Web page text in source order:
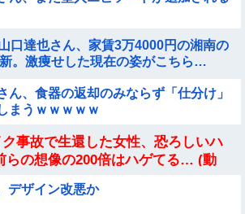
口達也さん、家賃3万4000円の湘南の
。激痩せした現在の姿がこちら…
ん、食器の返却のみならず「仕分け」
まうｗｗｗｗｗ
ク事故で生還した女性、恐ろしいハ
の想像の200倍はハゲてる… (動
デザイン改悪か